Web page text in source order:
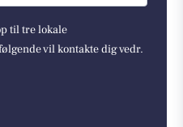
til tre lokale
vil kontakte dig vedr.